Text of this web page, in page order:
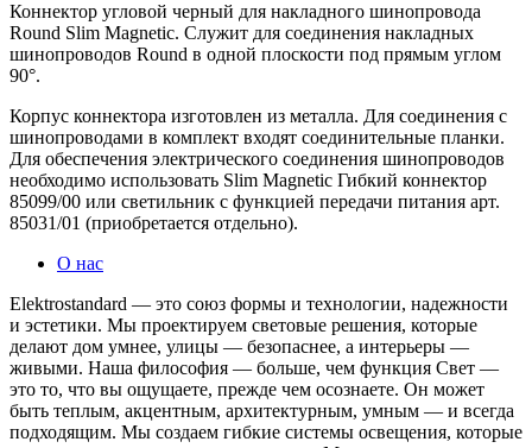
Коннектор угловой черный для накладного шинопровода
Round Slim Magnetic. Служит для соединения накладных
шинопроводов Round в одной плоскости под прямым углом
90°.
Корпус коннектора изготовлен из металла. Для соединения с
шинопроводами в комплект входят соединительные планки.
Для обеспечения электрического соединения шинопроводов
необходимо использовать Slim Magnetic Гибкий коннектор
85099/00 или светильник с функцией передачи питания арт.
85031/01 (приобретается отдельно).
О нас
Elektrostandard — это союз формы и технологии, надежности
и эстетики. Мы проектируем световые решения, которые
делают дом умнее, улицы — безопаснее, а интерьеры —
живыми. Наша философия — больше, чем функция Свет —
это то, что вы ощущаете, прежде чем осознаете. Он может
быть теплым, акцентным, архитектурным, умным — и всегда
подходящим. Мы создаем гибкие системы освещения, которые